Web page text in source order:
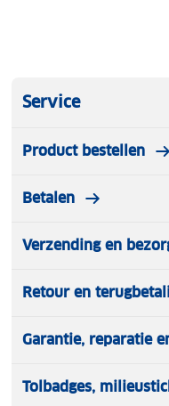
Service
Product bestellen
Betalen
Verzending en
Retour en
Garantie, reparatie
Tolbadges,